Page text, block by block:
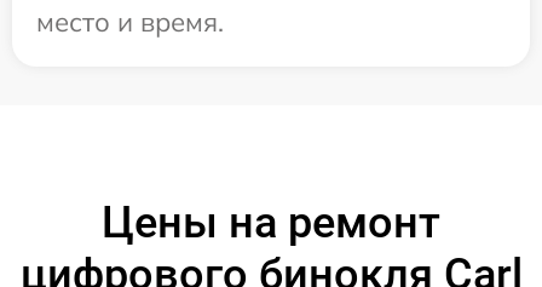
место и время.
Цены на ремонт
цифрового бинокля Carl